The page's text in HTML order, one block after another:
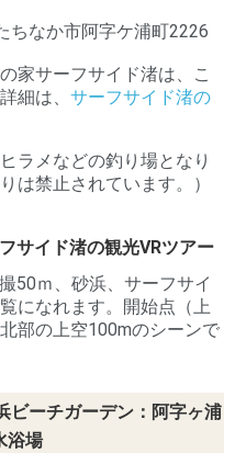
ちなか市阿字ケ浦町2226
家サーフサイド渚は、こ
細は、 サーフサイド渚の
ラメなどの釣り場となり
は禁止されています。）
サイド渚の観光VRツアー
50ｍ、砂浜、サーフサイ
になれます。開始点（上
部の上空100mのシーンで
ビーチガーデン：阿字ヶ浦
浴場